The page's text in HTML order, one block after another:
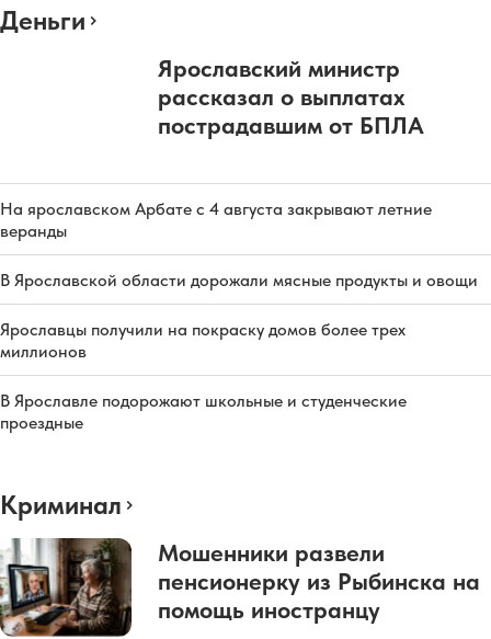
Деньги
Ярославский министр
рассказал о выплатах
пострадавшим от БПЛА
На ярославском Арбате с 4 августа закрывают летние
веранды
В Ярославской области дорожали мясные продукты и овощи
Ярославцы получили на покраску домов более трех
миллионов
В Ярославле подорожают школьные и студенческие
проездные
Криминал
Мошенники развели
пенсионерку из Рыбинска на
помощь иностранцу